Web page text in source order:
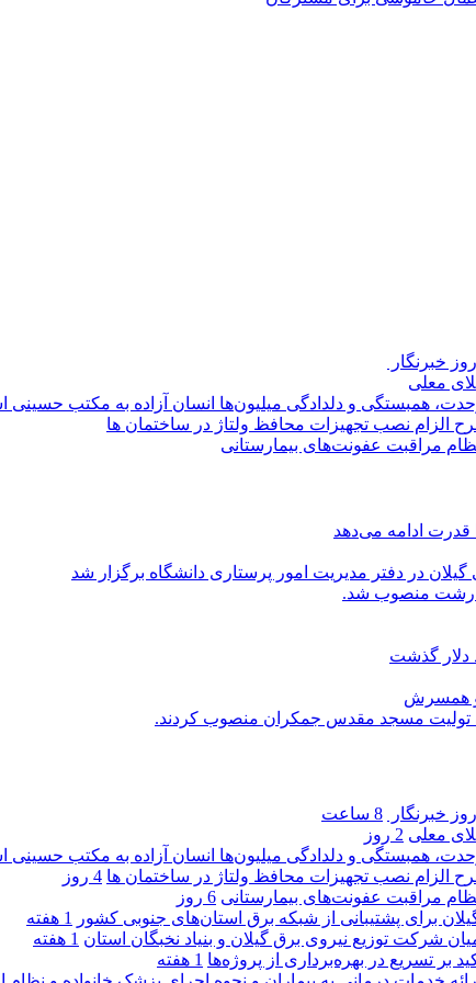
خبرنگار
معلی
وحدت، همبستگی و دلدادگی میلیون‌ها انسان آزاده به مکتب
الزام نصب تجهیزات محافظ ولتاژ در ساختمان ها
مراقبت عفونت‌های بیمارستانی
قدرت ادامه می‌دهد
در دفتر مدیریت امور پرستاری دانشگاه برگزار شد
رشت منصوب شد.
دلار گذشت
و همسرش
تولیت مسجد مقدس جمکران منصوب کردند.
خبرنگار
8 ساعت
معلی 2 روز
وحدت، همبستگی و دلدادگی میلیون‌ها انسان آزاده به مکتب
الزام نصب تجهیزات محافظ ولتاژ در ساختمان ها 4 روز
مراقبت عفونت‌های بیمارستانی 6 روز
برای پشتیبانی از شبكه برق استان‌های جنوبی كشور
1 هفته
شركت توزیع نیروی برق گیلان و بنیاد نخبگان استان 1 هفته
تسریع در بهره‌برداری از پروژه‌ها 1 هفته